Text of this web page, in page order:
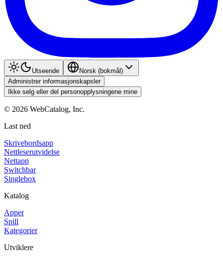
Utseende
Norsk (bokmål)
Administrer informasjonskapsler
Ikke selg eller del personopplysningene mine
© 2026 WebCatalog, Inc.
Last ned
Skrivebordsapp
Nettleserutvidelse
Nettapp
Switchbar
Singlebox
Katalog
Apper
Spill
Kategorier
Utviklere